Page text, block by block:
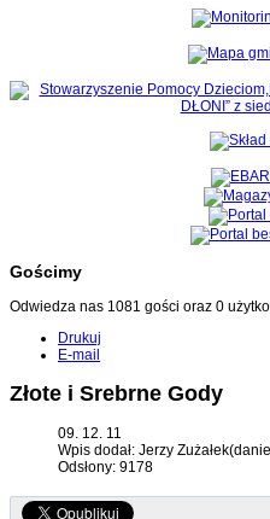
Gościmy
Odwiedza nas 1081 gości oraz 0
Drukuj
E-mail
Złote i Srebrne Gody
09. 12. 11
Wpis dodał: Jerzy
Odsłony: 9178